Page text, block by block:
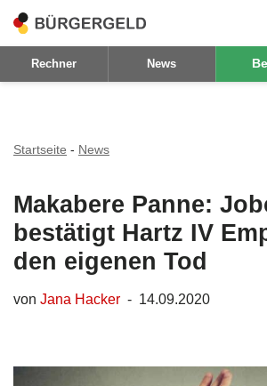
Zum
Inhalt
Rechner News
Startseite - News
Makabere Panne:
bestätigt Hartz IV
den eigenen Tod
von Jana Hacker 14.09.2020